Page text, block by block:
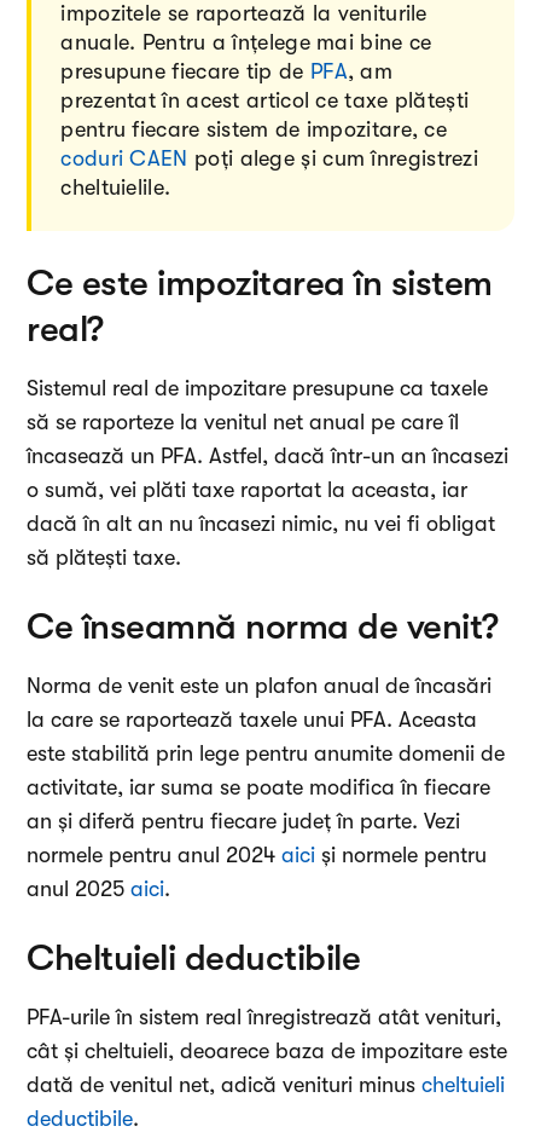
impozitele se raportează la veniturile
anuale. Pentru a înțelege mai bine ce
presupune fiecare tip de PFA, am
prezentat în acest articol ce taxe plătești
pentru fiecare sistem de impozitare, ce
coduri CAEN poți alege și cum înregistrezi
cheltuielile.
Ce este impozitarea în sistem
real?
Sistemul real de impozitare presupune ca taxele
să se raporteze la venitul net anual pe care îl
încasează un PFA. Astfel, dacă într-un an încasezi
o sumă, vei plăti taxe raportat la aceasta, iar
dacă în alt an nu încasezi nimic, nu vei fi obligat
să plătești taxe.
Ce înseamnă norma de venit?
Norma de venit este un plafon anual de încasări
la care se raportează taxele unui PFA. Aceasta
este stabilită prin lege pentru anumite domenii de
activitate, iar suma se poate modifica în fiecare
an și diferă pentru fiecare județ în parte. Vezi
normele pentru anul 2024aici și normele pentru
anul 2025aici.
Cheltuieli deductibile
PFA-urile în sistem real înregistrează atât venituri,
cât și cheltuieli, deoarece baza de impozitare este
dată de venitul net, adică venituri minuscheltuieli
deductibile.